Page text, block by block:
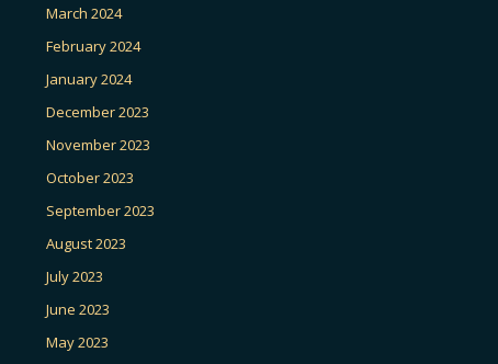
March 2024
February 2024
January 2024
December 2023
November 2023
October 2023
September 2023
August 2023
July 2023
June 2023
May 2023